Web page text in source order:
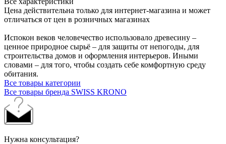
Цена действительна только для интернет-магазина и может
отличаться от цен в розничных магазинах
Испокон веков человечество использовало древесину –
ценное природное сырьё – для защиты от непогоды, для
строительства домов и оформления интерьеров. Иными
словами – для того, чтобы создать себе комфортную среду
обитания.
Все товары категории
Все товары бренда SWISS KRONO
Нужна консультация?